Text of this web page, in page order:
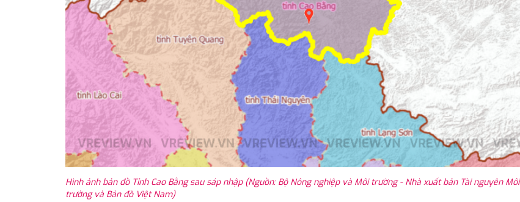
Hình ảnh bản đồ Tỉnh Cao Bằng sau sáp nhập (Nguồn: Bộ Nông nghiệp và Môi trường - Nhà xuất bản Tài nguyên Môi
trường và Bản đồ Việt Nam)